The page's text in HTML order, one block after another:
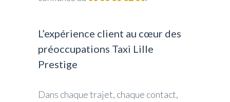
L’expérience client au cœur des
préoccupations Taxi Lille
Prestige
Dans chaque trajet, chaque contact,